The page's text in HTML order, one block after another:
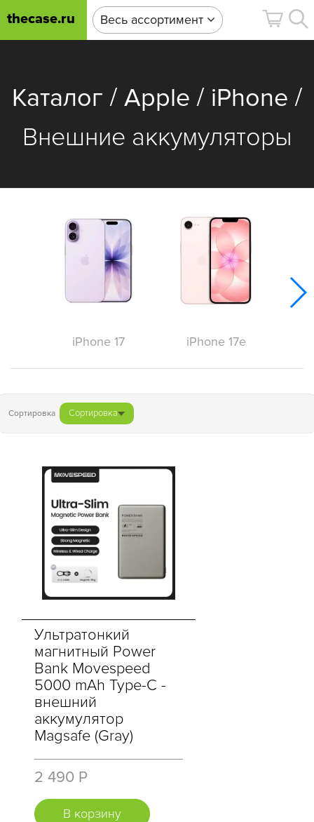
thecase.ru Весь ассортимент
Каталог / Apple / iPhone /
Внешние аккумуляторы
iPhone 17 iPhone 17e
Сортировка Сортировка
Ультратонкий
магнитный Power
Bank Movespeed
5000 mAh Type-C -
внешний
аккумулятор
Magsafe (Gray)
2 490 Р
В корзину